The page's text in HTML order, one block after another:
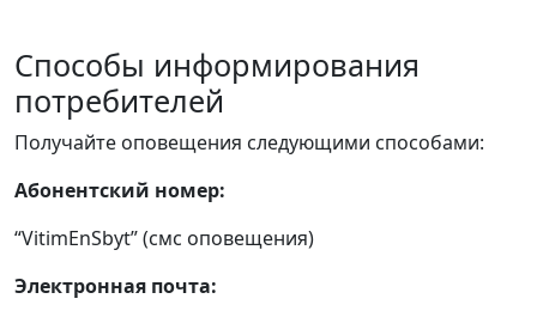
Способы информирования
потребителей
Получайте оповещения следующими способами:
Абонентский номер:
“VitimEnSbyt” (смс оповещения)
Электронная почта: